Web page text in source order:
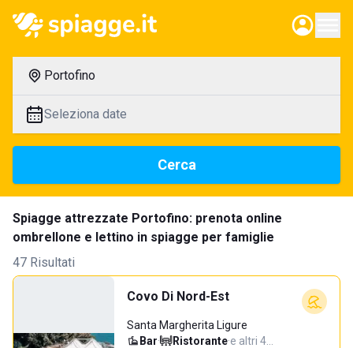
Portofino
Seleziona date
Cerca
Spiagge attrezzate Portofino: prenota online
ombrellone e lettino in spiagge per famiglie
47 Risultati
Covo Di Nord-Est
Santa Margherita Ligure
Bar· Ristorante·e altri 4…